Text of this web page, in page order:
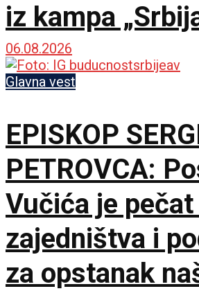
iz kampa
zove”
06.08.2026
Glavna vest
EPISKOP
PETROVCA:
Vučića je
zajedništva i
za opstanak